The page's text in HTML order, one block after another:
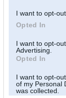
I want to opt-
Opted In
I want to opt-
Advertising.
Opted In
I want to opt-
of my Personal
was collected.